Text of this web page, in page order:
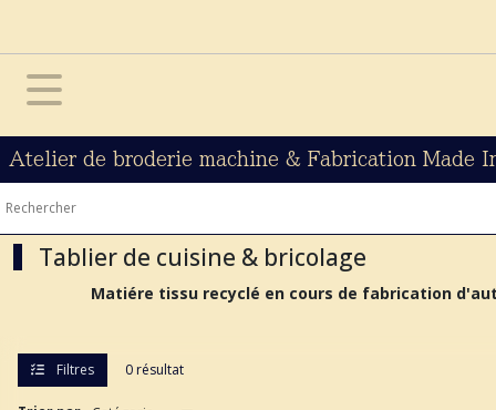
Atelier de broderie machine & Fabrication Made
Tablier de cuisine & bricolage
Matiére tissu recyclé en cours de fabrication
Filtres 0 résultat
FILTRES
Tous
les
Afficher
les